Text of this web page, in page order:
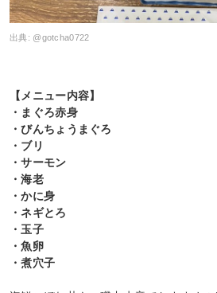
出典: @gotcha0722
【メニュー内容】
・まぐろ赤身
・びんちょうまぐろ
・ブリ
・サーモン
・海老
・かに身
・ネギとろ
・玉子
・魚卵
・煮穴子